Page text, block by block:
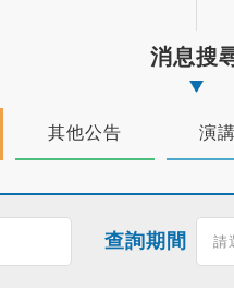
消息搜
其他公告 演
查詢期間